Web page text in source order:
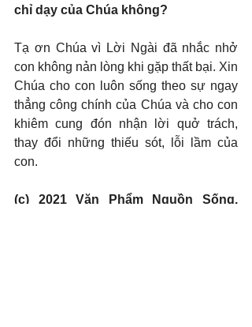
chỉ dạy của Chúa không?
Tạ ơn Chúa vì Lời Ngài đã nhắc nhở
con không nản lòng khi gặp thất bại. Xin
Chúa cho con luôn sống theo sự ngay
thẳng công chính của Chúa và cho con
khiêm cung đón nhận lời quở trách,
thay đổi những thiếu sót, lỗi lầm của
con.
(c) 2021 Văn Phẩm Nguồn Sống.